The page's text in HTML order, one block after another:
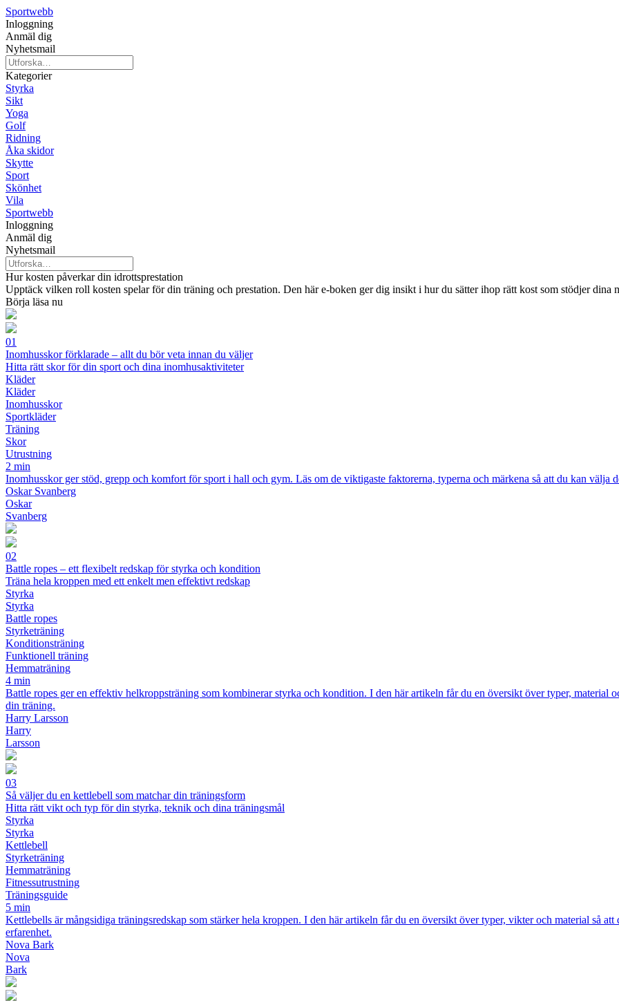
Sportwebb
Inloggning
Anmäl dig
Nyhetsmail
Kategorier
Styrka
Sikt
Yoga
Golf
Ridning
Åka skidor
Skytte
Sport
Skönhet
Vila
Sportwebb
Inloggning
Anmäl dig
Nyhetsmail
Hur kosten påverkar din idrottsprestation
Upptäck vilken roll kosten spelar för din träning och prestation. Den här e-boken ger dig insikt i hur du sätter ihop rätt kost som stödjer dina
Börja läsa nu
01
Inomhusskor förklarade – allt du bör veta innan du väljer
Hitta rätt skor för din sport och dina inomhusaktiviteter
Kläder
Kläder
Inomhusskor
Sportkläder
Träning
Skor
Utrustning
2 min
Inomhusskor ger stöd, grepp och komfort för sport i hall och gym. Läs om de viktigaste faktorerna, typerna och märkena så att du kan välja
Oskar Svanberg
Oskar
Svanberg
02
Battle ropes – ett flexibelt redskap för styrka och kondition
Träna hela kroppen med ett enkelt men effektivt redskap
Styrka
Styrka
Battle ropes
Styrketräning
Konditionsträning
Funktionell träning
Hemmaträning
4 min
Battle ropes ger en effektiv helkroppsträning som kombinerar styrka och kondition. I den här artikeln får du en översikt över typer, material
din träning.
Harry Larsson
Harry
Larsson
03
Så väljer du en kettlebell som matchar din träningsform
Hitta rätt vikt och typ för din styrka, teknik och dina träningsmål
Styrka
Styrka
Kettlebell
Styrketräning
Hemmaträning
Fitnessutrustning
Träningsguide
5 min
Kettlebells är mångsidiga träningsredskap som stärker hela kroppen. I den här artikeln får du en översikt över typer, vikter och material så
erfarenhet.
Nova Bark
Nova
Bark